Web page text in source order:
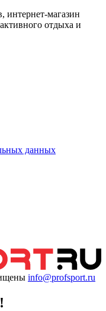
интернет-магазин
отдыха и
данных
info@profsport.ru